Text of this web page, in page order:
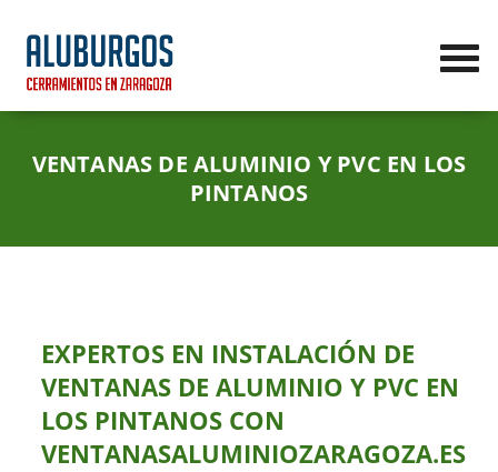
VENTANAS DE ALUMINIO Y PVC EN LOS
PINTANOS
EXPERTOS EN INSTALACIÓN DE
VENTANAS DE ALUMINIO Y PVC EN
LOS PINTANOS CON
VENTANASALUMINIOZARAGOZA.ES